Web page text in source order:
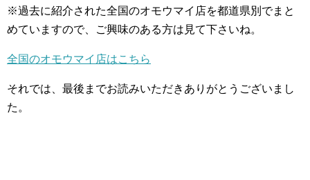
※過去に紹介された全国のオモウマイ店を都道県別でまと
めていますので、ご興味のある方は見て下さいね。
全国のオモウマイ店はこちら
それでは、最後までお読みいただきありがとうございまし
た。